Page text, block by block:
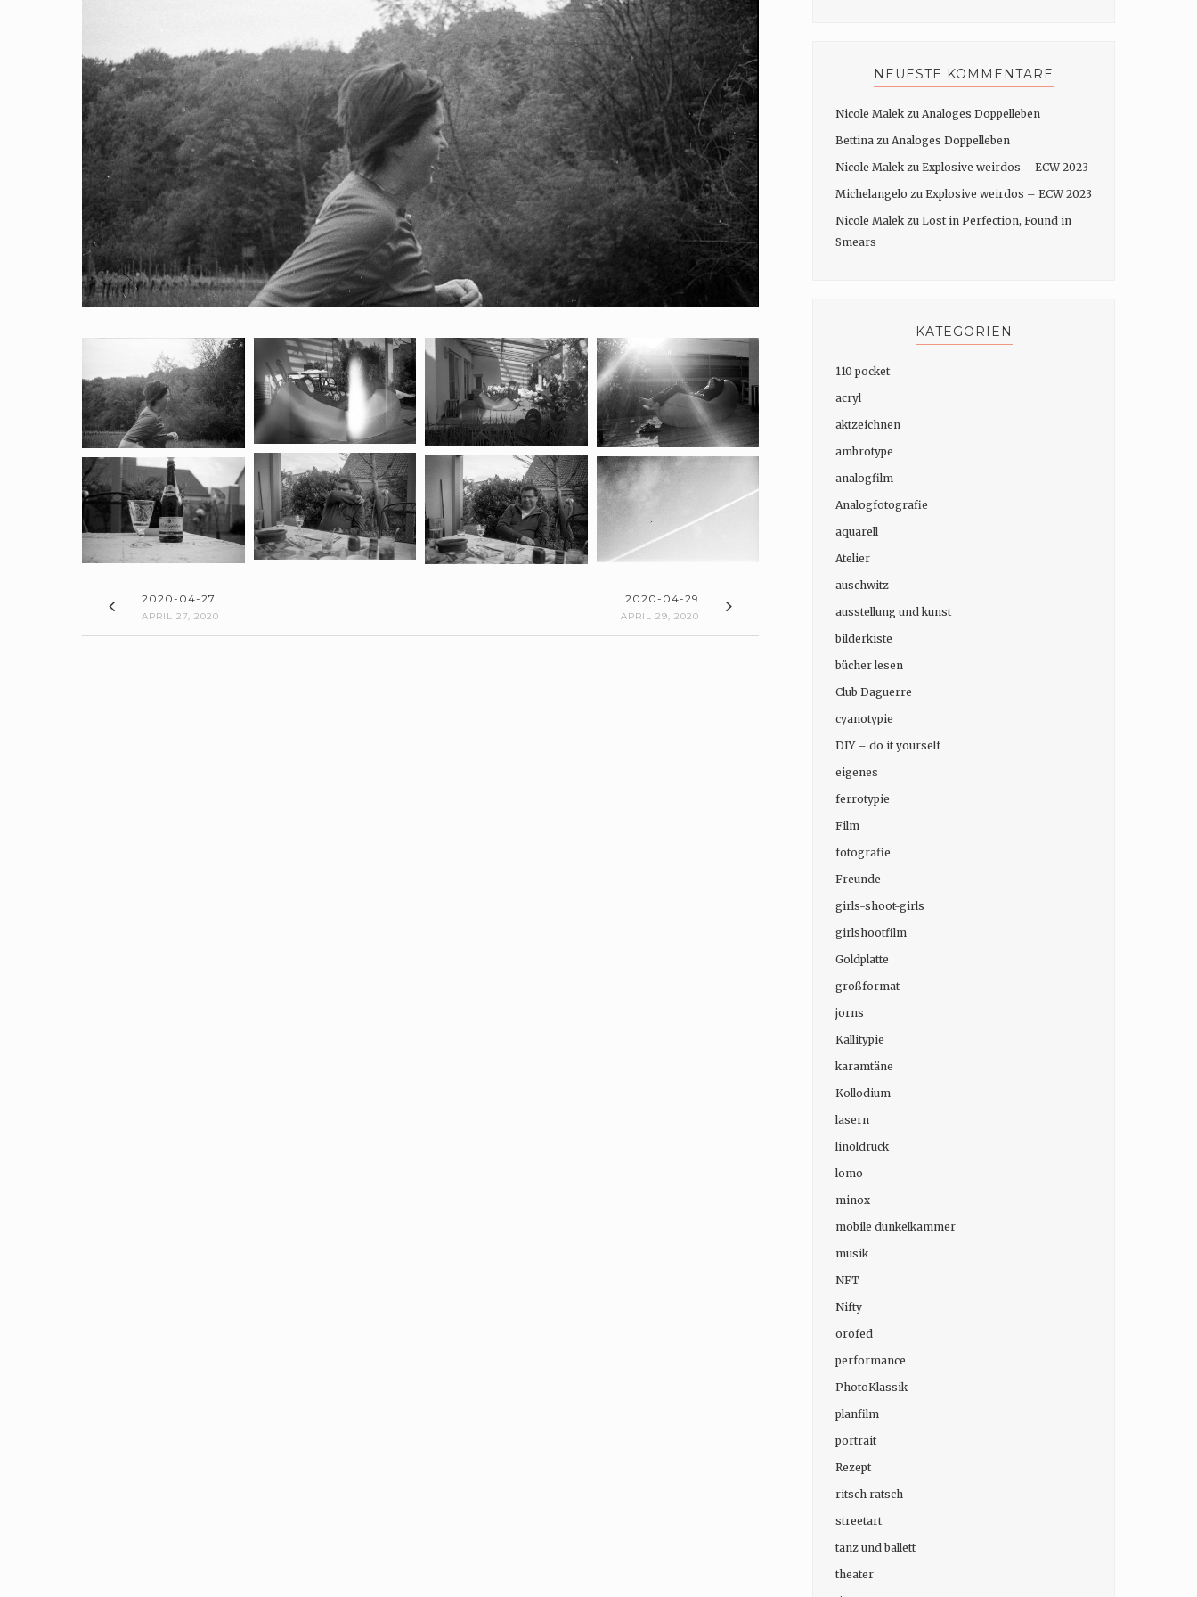
2020-04-27
APRIL 27, 2020
2020-04-29
APRIL 29, 2020
NEUESTE KOMMENTARE
Nicole Malek zu Analoges Doppelleben
Bettina zu Analoges Doppelleben
Nicole Malek zu Explosive weirdos – ECW 2023
Michelangelo zu Explosive weirdos – ECW 2023
Nicole Malek zu Lost in Perfection, Found in
Smears
KATEGORIEN
110 pocket
acryl
aktzeichnen
ambrotype
analogfilm
Analogfotografie
aquarell
Atelier
auschwitz
ausstellung und kunst
bilderkiste
bücher lesen
Club Daguerre
cyanotypie
DIY – do it yourself
eigenes
ferrotypie
Film
fotografie
Freunde
girls-shoot-girls
girlshootfilm
Goldplatte
großformat
jorns
Kallitypie
karamtäne
Kollodium
lasern
linoldruck
lomo
minox
mobile dunkelkammer
musik
NFT
Nifty
orofed
performance
PhotoKlassik
planfilm
portrait
Rezept
ritsch ratsch
streetart
tanz und ballett
theater